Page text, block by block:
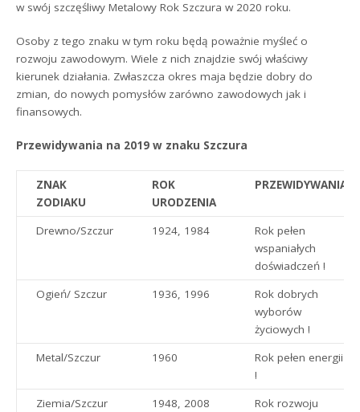
w swój szczęśliwy Metalowy Rok Szczura w 2020 roku.
Osoby z tego znaku w tym roku będą poważnie myśleć o
rozwoju zawodowym. Wiele z nich znajdzie swój właściwy
kierunek działania. Zwłaszcza okres maja będzie dobry do
zmian, do nowych pomysłów zarówno zawodowych jak i
finansowych.
Przewidywania na 2019 w znaku Szczura
ZNAK
ZODIAKU
ROK
URODZENIA
PRZEWIDYWANIA
Drewno/Szczur 1924, 1984
Rok pełen
wspaniałych
doświadczeń !
Ogień/ Szczur
1936, 1996
Rok dobrych
wyborów
życiowych !
Metal/Szczur
1960
Rok pełen energii
!
Ziemia/Szczur
1948, 2008
Rok rozwoju